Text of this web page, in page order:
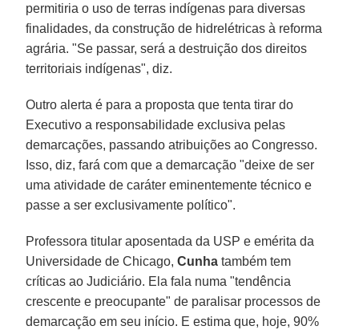
permitiria o uso de terras indígenas para diversas
finalidades, da construção de hidrelétricas à reforma
agrária. "Se passar, será a destruição dos direitos
territoriais indígenas", diz.
Outro alerta é para a proposta que tenta tirar do
Executivo a responsabilidade exclusiva pelas
demarcações, passando atribuições ao Congresso.
Isso, diz, fará com que a demarcação "deixe de ser
uma atividade de caráter eminentemente técnico e
passe a ser exclusivamente político".
Professora titular aposentada da USP e emérita da
Universidade de Chicago,Cunha também tem
críticas ao Judiciário. Ela fala numa "tendência
crescente e preocupante" de paralisar processos de
demarcação em seu início. E estima que, hoje, 90%